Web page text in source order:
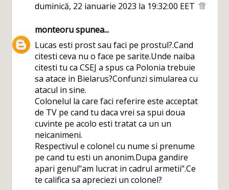
duminică, 22 ianuarie 2023 la 19:32:00 EET
monteoruspunea...
Lucas esti prost sau faci pe prostul?.Cand
citesti ceva nu o face pe sarite.Unde naiba
citesti tu ca CSEJ a spus ca Polonia trebuie
sa atace in Bielarus?Confunzi simularea cu
atacul in sine.
Colonelul la care faci referire este acceptat
de TV pe cand tu daca vrei sa spui doua
cuvinte pe acolo esti tratat ca un un
neicanimeni.
Respectivul e colonel cu nume si prenume
pe cand tu esti un anonim.Dupa gandire
apari genul"am lucrat in cadrul armetii".Ce
te califica sa apreciezi un colonel?